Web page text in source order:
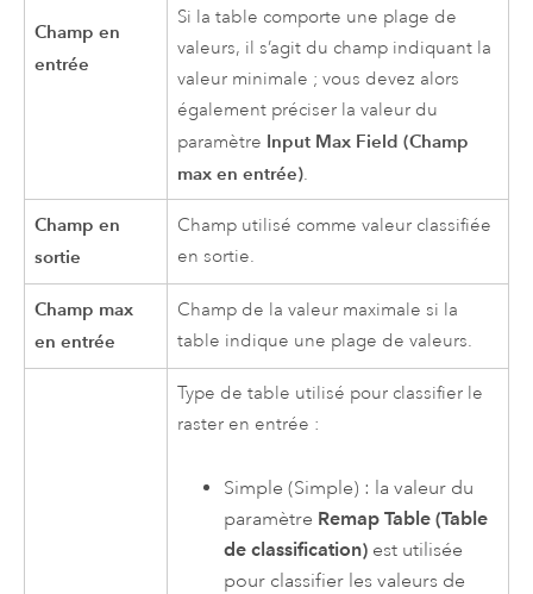
Champ en
entrée
Si la table comporte une plage de
valeurs, il s’agit du champ indiquant la
valeur minimale ; vous devez alors
également préciser la valeur du
paramètre Input Max Field (Champ
max en entrée).
Champ en
sortie
Champ utilisé comme valeur classifiée
en sortie.
Champ max
en entrée
Champ de la valeur maximale si la
table indique une plage de valeurs.
Type de table utilisé pour classifier le
raster en entrée :
Simple (Simple) : la valeur du
paramètre Remap Table (Table
de classification) est utilisée
pour classifier les valeurs de